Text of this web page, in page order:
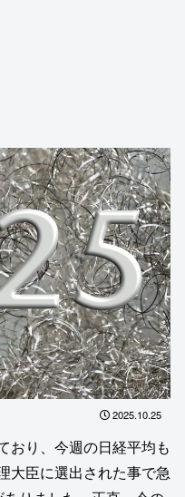
2025.10.25
おり、今週の日経平均も
大臣に選出された事で急